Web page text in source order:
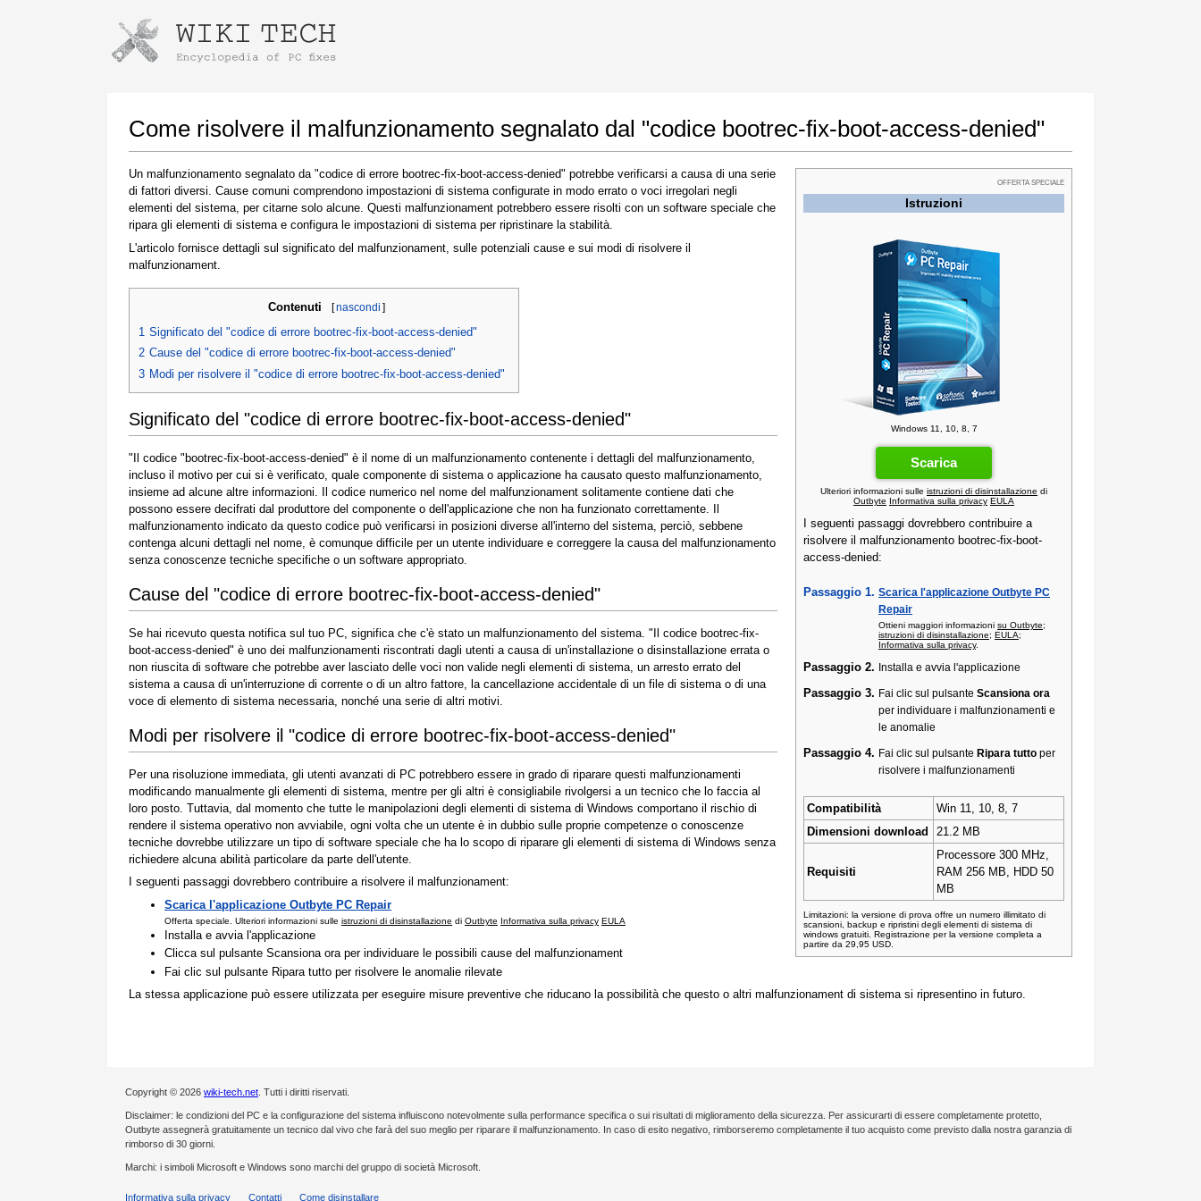
Come risolvere il malfunzionamento segnalato dal "codice bootrec-fix-boot-access-denied"
OFFERTA SPECIALE
Istruzioni
Windows 11, 10, 8, 7
Scarica
Ulteriori informazioni sulle istruzioni di disinstallazione di
Outbyte Informativa sulla privacy EULA
I seguenti passaggi dovrebbero contribuire a
risolvere il malfunzionamento bootrec-fix-boot-
access-denied:
Passaggio 1. Scarica l'applicazione Outbyte PC
Repair
Ottieni maggiori informazioni su Outbyte;
istruzioni di disinstallazione; EULA;
Informativa sulla privacy.
Passaggio 2. Installa e avvia l'applicazione
Passaggio 3. Fai clic sul pulsante Scansiona ora
per individuare i malfunzionamenti e
le anomalie
Passaggio 4. Fai clic sul pulsante Ripara tutto per
risolvere i malfunzionamenti
Compatibilità
Win 11, 10, 8, 7
Dimensioni download
21.2 MB
Requisiti
Processore 300 MHz,
RAM 256 MB, HDD 50
MB
Limitazioni: la versione di prova offre un numero illimitato di
scansioni, backup e ripristini degli elementi di sistema di
windows gratuiti. Registrazione per la versione completa a
partire da 29,95 USD.
Un malfunzionamento segnalato da "codice di errore bootrec-fix-boot-access-denied" potrebbe verificarsi a causa di una serie
di fattori diversi. Cause comuni comprendono impostazioni di sistema configurate in modo errato o voci irregolari negli
elementi del sistema, per citarne solo alcune. Questi malfunzionament potrebbero essere risolti con un software speciale che
ripara gli elementi di sistema e configura le impostazioni di sistema per ripristinare la stabilità.
L'articolo fornisce dettagli sul significato del malfunzionament, sulle potenziali cause e sui modi di risolvere il
malfunzionament.
Contenuti [nascondi ]
1 Significato del "codice di errore bootrec-fix-boot-access-denied"
2 Cause del "codice di errore bootrec-fix-boot-access-denied"
3 Modi per risolvere il "codice di errore bootrec-fix-boot-access-denied"
Significato del "codice di errore bootrec-fix-boot-access-denied"
"Il codice "bootrec-fix-boot-access-denied" è il nome di un malfunzionamento contenente i dettagli del malfunzionamento,
incluso il motivo per cui si è verificato, quale componente di sistema o applicazione ha causato questo malfunzionamento,
insieme ad alcune altre informazioni. Il codice numerico nel nome del malfunzionament solitamente contiene dati che
possono essere decifrati dal produttore del componente o dell'applicazione che non ha funzionato correttamente. Il
malfunzionamento indicato da questo codice può verificarsi in posizioni diverse all'interno del sistema, perciò, sebbene
contenga alcuni dettagli nel nome, è comunque difficile per un utente individuare e correggere la causa del malfunzionamento
senza conoscenze tecniche specifiche o un software appropriato.
Cause del "codice di errore bootrec-fix-boot-access-denied"
Se hai ricevuto questa notifica sul tuo PC, significa che c'è stato un malfunzionamento del sistema. "Il codice bootrec-fix-
boot-access-denied" è uno dei malfunzionamenti riscontrati dagli utenti a causa di un'installazione o disinstallazione errata o
non riuscita di software che potrebbe aver lasciato delle voci non valide negli elementi di sistema, un arresto errato del
sistema a causa di un'interruzione di corrente o di un altro fattore, la cancellazione accidentale di un file di sistema o di una
voce di elemento di sistema necessaria, nonché una serie di altri motivi.
Modi per risolvere il "codice di errore bootrec-fix-boot-access-denied"
Per una risoluzione immediata, gli utenti avanzati di PC potrebbero essere in grado di riparare questi malfunzionamenti
modificando manualmente gli elementi di sistema, mentre per gli altri è consigliabile rivolgersi a un tecnico che lo faccia al
loro posto. Tuttavia, dal momento che tutte le manipolazioni degli elementi di sistema di Windows comportano il rischio di
rendere il sistema operativo non avviabile, ogni volta che un utente è in dubbio sulle proprie competenze o conoscenze
tecniche dovrebbe utilizzare un tipo di software speciale che ha lo scopo di riparare gli elementi di sistema di Windows senza
richiedere alcuna abilità particolare da parte dell'utente.
I seguenti passaggi dovrebbero contribuire a risolvere il malfunzionament:
Scarica l'applicazione Outbyte PC Repair
Offerta speciale. Ulteriori informazioni sulle istruzioni di disinstallazione di Outbyte Informativa sulla privacy EULA
Installa e avvia l'applicazione
Clicca sul pulsante Scansiona ora per individuare le possibili cause del malfunzionament
Fai clic sul pulsante Ripara tutto per risolvere le anomalie rilevate
La stessa applicazione può essere utilizzata per eseguire misure preventive che riducano la possibilità che questo o altri malfunzionament di sistema si ripresentino in futuro.
Copyright © 2026 wiki-tech.net . Tutti i diritti riservati.
Disclaimer: le condizioni del PC e la configurazione del sistema influiscono notevolmente sulla performance specifica o sui risultati di miglioramento della sicurezza. Per assicurarti di essere completamente protetto,
Outbyte assegnerà gratuitamente un tecnico dal vivo che farà del suo meglio per riparare il malfunzionamento. In caso di esito negativo, rimborseremo completamente il tuo acquisto come previsto dalla nostra garanzia di
rimborso di 30 giorni.
Marchi: i simboli Microsoft e Windows sono marchi del gruppo di società Microsoft.
Informativa sulla privacy Contatti Come disinstallare
Istruzioni per il download con Google Chrome
collegamento al file scaricato